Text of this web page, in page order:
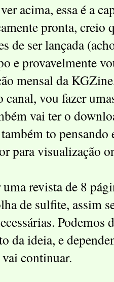
acima, essa é a
pronta, creio
de ser lançada
e provavelmente
mensal da
canal, vou fazer
vai ter o
to
para visualização
revista de 8
de sulfite, assim
Podemos
da ideia, e
continuar.